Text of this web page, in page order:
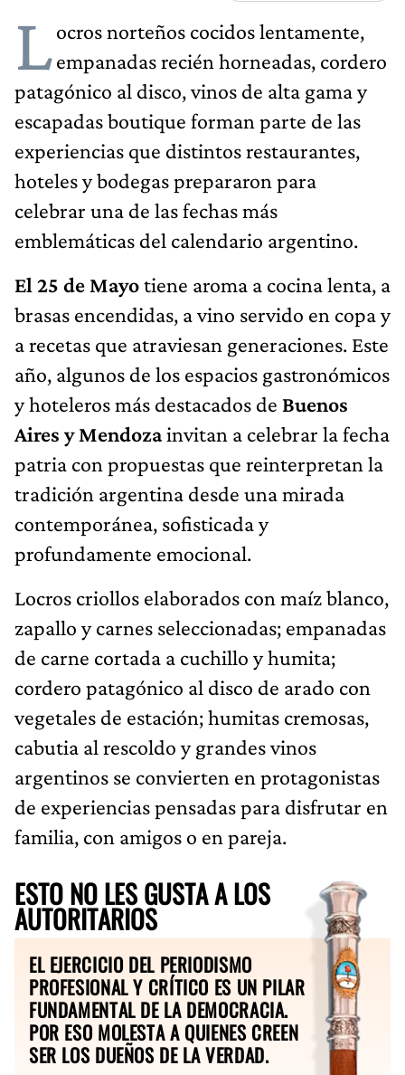
Locros norteños cocidos lentamente,
empanadas recién horneadas, cordero
patagónico al disco, vinos de alta gama y
escapadas boutique forman parte de las
experiencias que distintos restaurantes,
hoteles y bodegas prepararon para
celebrar una de las fechas más
emblemáticas del calendario argentino.
El 25 de Mayotiene aroma a cocina lenta, a
brasas encendidas, a vino servido en copa y
a recetas que atraviesan generaciones. Este
año, algunos de los espacios gastronómicos
y hoteleros más destacados de Buenos
Aires y Mendozainvitan a celebrar la fecha
patria con propuestas que reinterpretan la
tradición argentina desde una mirada
contemporánea, sofisticada y
profundamente emocional.
Locros criollos elaborados con maíz blanco,
zapallo y carnes seleccionadas; empanadas
de carne cortada a cuchillo y humita;
cordero patagónico al disco de arado con
vegetales de estación; humitas cremosas,
cabutia al rescoldo y grandes vinos
argentinos se convierten en protagonistas
de experiencias pensadas para disfrutar en
familia, con amigos o en pareja.
ESTO NO LES GUSTA A LOS
AUTORITARIOS
EL EJERCICIO DEL PERIODISMO
PROFESIONAL Y CRÍTICO ES UN PILAR
FUNDAMENTAL DE LA DEMOCRACIA.
POR ESO MOLESTA A QUIENES CREEN
SER LOS DUEÑOS DE LA VERDAD.